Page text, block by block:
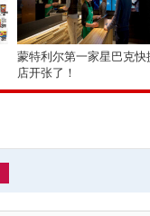
蒙特利尔第一家星巴克快
店开张了！